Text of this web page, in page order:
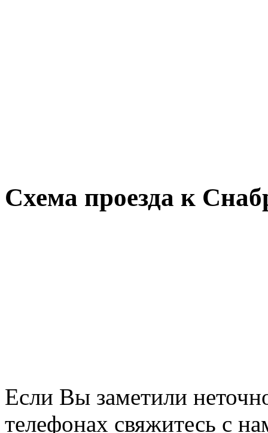
Схема проезда к
Если Вы заметили
телефонах свяжитесь с